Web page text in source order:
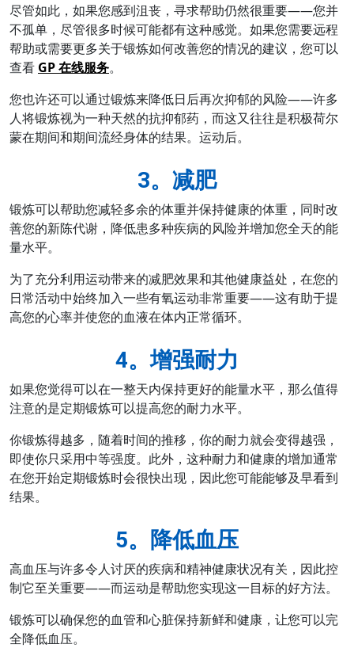
尽管如此，如果您感到沮丧，寻求帮助仍然很重要——您并
不孤单，尽管很多时候可能都有这种感觉。如果您需要远程
帮助或需要更多关于锻炼如何改善您的情况的建议，您可以
查看 GP 在线服务。
您也许还可以通过锻炼来降低日后再次抑郁的风险——许多
人将锻炼视为一种天然的抗抑郁药，而这又往往是积极荷尔
蒙在期间和期间流经身体的结果。运动后。
3。减肥
锻炼可以帮助您减轻多余的体重并保持健康的体重，同时改
善您的新陈代谢，降低患多种疾病的风险并增加您全天的能
量水平。
为了充分利用运动带来的减肥效果和其他健康益处，在您的
日常活动中始终加入一些有氧运动非常重要——这有助于提
高您的心率并使您的血液在体内正常循环。
4。增强耐力
如果您觉得可以在一整天内保持更好的能量水平，那么值得
注意的是定期锻炼可以提高您的耐力水平。
你锻炼得越多，随着时间的推移，你的耐力就会变得越强，
即使你只采用中等强度。此外，这种耐力和健康的增加通常
在您开始定期锻炼时会很快出现，因此您可能能够及早看到
结果。
5。降低血压
高血压与许多令人讨厌的疾病和精神健康状况有关，因此控
制它至关重要——而运动是帮助您实现这一目标的好方法。
锻炼可以确保您的血管和心脏保持新鲜和健康，让您可以完
全降低血压。